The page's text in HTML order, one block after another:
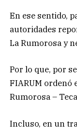
En ese sentido,
autoridades
La Rumorosa y
Por lo que, por
FIARUM ordenó
Rumorosa –
Incluso, en un